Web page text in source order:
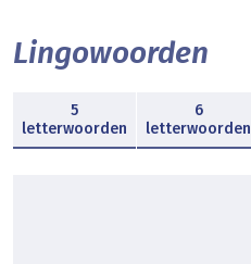
Lingowoorden
5
letterwoorden
6
letterwoorden